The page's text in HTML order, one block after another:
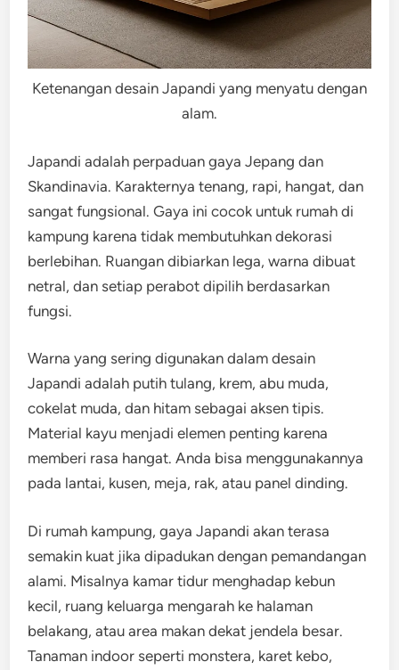
Ketenangan desain Japandi yang menyatu dengan
alam.
Japandi adalah perpaduan gaya Jepang dan
Skandinavia. Karakternya tenang, rapi, hangat, dan
sangat fungsional. Gaya ini cocok untuk rumah di
kampung karena tidak membutuhkan dekorasi
berlebihan. Ruangan dibiarkan lega, warna dibuat
netral, dan setiap perabot dipilih berdasarkan
fungsi.
Warna yang sering digunakan dalam desain
Japandi adalah putih tulang, krem, abu muda,
cokelat muda, dan hitam sebagai aksen tipis.
Material kayu menjadi elemen penting karena
memberi rasa hangat. Anda bisa menggunakannya
pada lantai, kusen, meja, rak, atau panel dinding.
Di rumah kampung, gaya Japandi akan terasa
semakin kuat jika dipadukan dengan pemandangan
alami. Misalnya kamar tidur menghadap kebun
kecil, ruang keluarga mengarah ke halaman
belakang, atau area makan dekat jendela besar.
Tanaman indoor seperti monstera, karet kebo,